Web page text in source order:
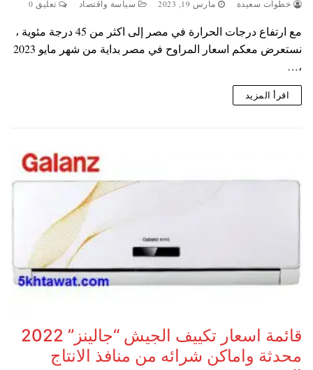
خطوات سعيدة مارس 19, 2023 سياسة واقتصاد تعليق 0
مع ارتفاع درجات الحرارة في مصر إلى اكثر من 45 درجة مئوية ،
نستعرض معكم اسعار المراوح في مصر بداية من شهر مايو 2023
،…
اقرأ المزيد
قائمة اسعار تكييف الجيش “جالينز” 2022
محدثة واماكن شرائه من منافذ الانتاج